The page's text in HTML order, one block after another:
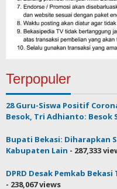
Terpopuler
28 Guru-Siswa Positif
Besok, Tri Adhianto: Besok
Bupati Bekasi: Diharapkan
Kabupaten Lain - 287,333
DPRD Desak Pemkab
- 238,067 views